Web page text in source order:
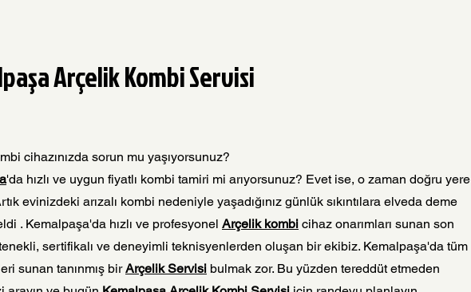
Arçelik Kombi Servisi
cihazınızda sorun mu yaşıyorsunuz?
'da hızlı ve uygun fiyatlı kombi tamiri mi arıyorsunuz? Evet ise, o zaman doğru yere
evinizdeki arızalı kombi nedeniyle yaşadığınız günlük sıkıntılara elveda deme
. Kemalpaşa'da hızlı ve profesyonel Arçelik kombi cihaz onarımları sunan son
sertifikalı ve deneyimli teknisyenlerden oluşan bir ekibiz. Kemalpaşa'da tüm
sunan tanınmış birArçelik Servisi bulmak zor. Bu yüzden tereddüt etmeden